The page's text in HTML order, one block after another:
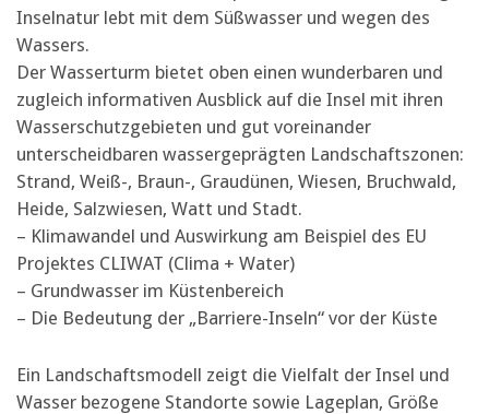
Inselnatur lebt mit dem Süßwasser und wegen des
Wassers.
Der Wasserturm bietet oben einen wunderbaren und
zugleich informativen Ausblick auf die Insel mit ihren
Wasserschutzgebieten und gut voreinander
unterscheidbaren wassergeprägten Landschaftszonen:
Strand, Weiß-, Braun-, Graudünen, Wiesen, Bruchwald,
Heide, Salzwiesen, Watt und Stadt.
– Klimawandel und Auswirkung am Beispiel des EU
Projektes CLIWAT (Clima + Water)
– Grundwasser im Küstenbereich
– Die Bedeutung der „Barriere-Inseln“ vor der Küste
Ein Landschaftsmodell zeigt die Vielfalt der Insel und
Wasser bezogene Standorte sowie Lageplan, Größe